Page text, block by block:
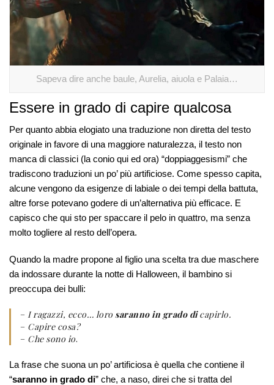
Sapeva dire anche baule, Aurelia, aiuola e Palaia…
Essere in grado di capire qualcosa
Per quanto abbia elogiato una traduzione non diretta del testo
originale in favore di una maggiore naturalezza, il testo non
manca di classici (la conio qui ed ora) “doppiaggesismi” che
tradiscono traduzioni un po’ più artificiose. Come spesso capita,
alcune vengono da esigenze di labiale o dei tempi della battuta,
altre forse potevano godere di un’alternativa più efficace. E
capisco che qui sto per spaccare il pelo in quattro, ma senza
molto togliere al resto dell’opera.
Quando la madre propone al figlio una scelta tra due maschere
da indossare durante la notte di Halloween, il bambino si
preoccupa dei bulli:
– I ragazzi, ecco… loro saranno in grado dicapirlo.
– Capire cosa?
– Che sono io.
La frase che suona un po’ artificiosa è quella che contiene il
“saranno in grado di” che, a naso, direi che si tratta del